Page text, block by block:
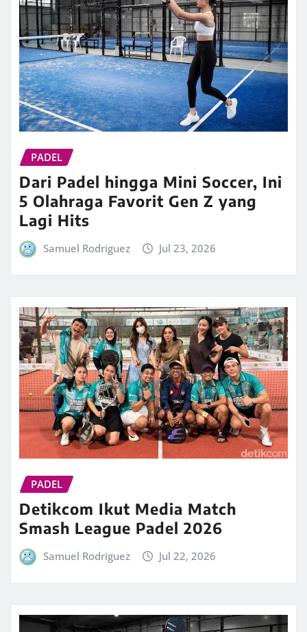
PADEL
Dari Padel hingga Mini Soccer, Ini
5 Olahraga Favorit Gen Z yang
Lagi Hits
Samuel Rodriguez Jul 23, 2026
PADEL
Detikcom Ikut Media Match
Smash League Padel 2026
Samuel Rodriguez Jul 22, 2026